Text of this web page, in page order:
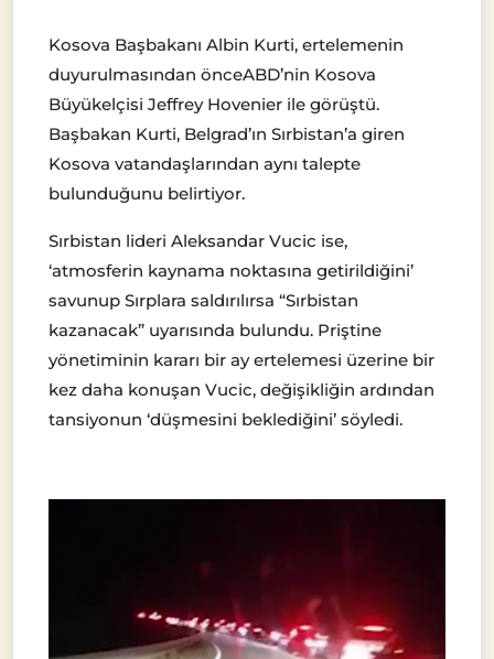
Kosova Başbakanı Albin Kurti, ertelemenin
duyurulmasından önceABD’nin Kosova
Büyükelçisi Jeffrey Hovenier ile görüştü.
Başbakan Kurti, Belgrad’ın Sırbistan’a giren
Kosova vatandaşlarından aynı talepte
bulunduğunu belirtiyor.
Sırbistan lideri Aleksandar Vucic ise,
‘atmosferin kaynama noktasına getirildiğini’
savunup Sırplara saldırılırsa “Sırbistan
kazanacak” uyarısında bulundu. Priştine
yönetiminin kararı bir ay ertelemesi üzerine bir
kez daha konuşan Vucic, değişikliğin ardından
tansiyonun ‘düşmesini beklediğini’ söyledi.